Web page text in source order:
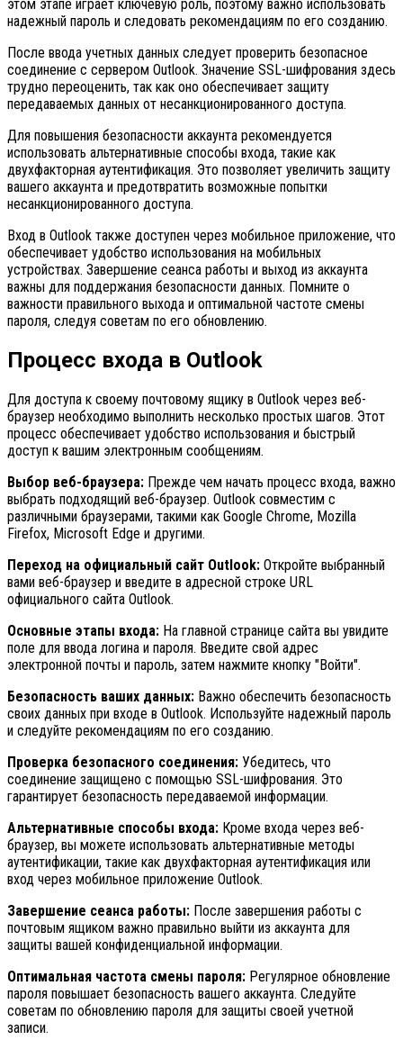
этом этапе играет ключевую роль, поэтому важно использовать
надежный пароль и следовать рекомендациям по его созданию.
После ввода учетных данных следует проверить безопасное
соединение с сервером Outlook. Значение SSL-шифрования здесь
трудно переоценить, так как оно обеспечивает защиту
передаваемых данных от несанкционированного доступа.
Для повышения безопасности аккаунта рекомендуется
использовать альтернативные способы входа, такие как
двухфакторная аутентификация. Это позволяет увеличить защиту
вашего аккаунта и предотвратить возможные попытки
несанкционированного доступа.
Вход в Outlook также доступен через мобильное приложение, что
обеспечивает удобство использования на мобильных
устройствах. Завершение сеанса работы и выход из аккаунта
важны для поддержания безопасности данных. Помните о
важности правильного выхода и оптимальной частоте смены
пароля, следуя советам по его обновлению.
Процесс входа в Outlook
Для доступа к своему почтовому ящику в Outlook через веб-
браузер необходимо выполнить несколько простых шагов. Этот
процесс обеспечивает удобство использования и быстрый
доступ к вашим электронным сообщениям.
Выбор веб-браузера: Прежде чем начать процесс входа, важно
выбрать подходящий веб-браузер. Outlook совместим с
различными браузерами, такими как Google Chrome, Mozilla
Firefox, Microsoft Edge и другими.
Переход на официальный сайт Outlook: Откройте выбранный
вами веб-браузер и введите в адресной строке URL
официального сайта Outlook.
Основные этапы входа: На главной странице сайта вы увидите
поле для ввода логина и пароля. Введите свой адрес
электронной почты и пароль, затем нажмите кнопку "Войти".
Безопасность ваших данных: Важно обеспечить безопасность
своих данных при входе в Outlook. Используйте надежный пароль
и следуйте рекомендациям по его созданию.
Проверка безопасного соединения: Убедитесь, что
соединение защищено с помощью SSL-шифрования. Это
гарантирует безопасность передаваемой информации.
Альтернативные способы входа: Кроме входа через веб-
браузер, вы можете использовать альтернативные методы
аутентификации, такие как двухфакторная аутентификация или
вход через мобильное приложение Outlook.
Завершение сеанса работы: После завершения работы с
почтовым ящиком важно правильно выйти из аккаунта для
защиты вашей конфиденциальной информации.
Оптимальная частота смены пароля: Регулярное обновление
пароля повышает безопасность вашего аккаунта. Следуйте
советам по обновлению пароля для защиты своей учетной
записи.